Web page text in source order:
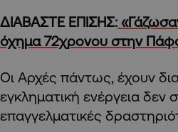
ΔΙΑΒΑΣΤΕ ΕΠΙΣΗΣ:
όχημα 72χρονου στην
Οι Αρχές πάντως, έχουν
εγκληματική ενέργεια δεν
επαγγελματικές